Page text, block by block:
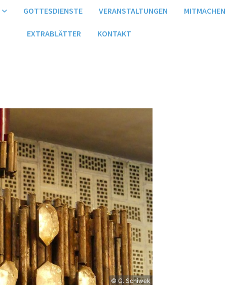
GOTTESDIENSTE VERANSTALTUNGEN MITMACHEN
EXTRABLÄTTER KONTAKT
© G. Schiwek